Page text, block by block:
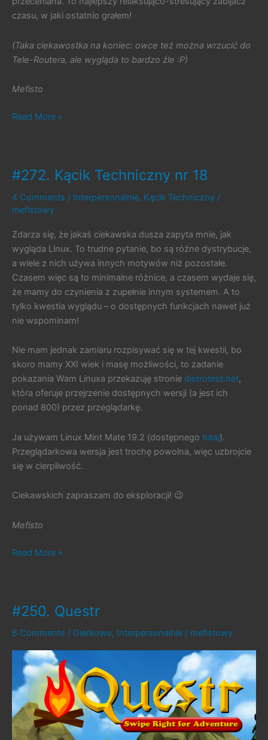
czasu, w jaki ostatnio grałem!
(Taka ciekawostka na koniec: owce też można wrzucić do
Tele-Routera, ale wygląda to bardzo źle :P)
Mefisto
#288.
Read More »
#272. Kącik Techniczny nr 18
4 Comments / Interpersonalnie, Kącik Techniczny /
mefistowy
Zdarza się, że jakaś ciekawska dusza zapyta mnie, jak
wygląda Linux. To trudne pytanie, bo są różne dystrybucje,
a wiele z nich używa innych motywów niż pozostałe.
Czasem więc są to minimalne różnice, a czasem wydaje się,
że mamy do czynienia z zupełnie innym systemem. A to
tylko kwestia wyglądu – o dostępnych funkcjach nawet już
nie wspominam!
Nie mam jednak zamiaru rozpisywać się w tej kwestii, bo
skoro mamy XXI wiek i masę możliwości, to zadanie
pokazania Wam Linuxa przekazuję stronie distrotest.net,
która oferuje przejrzenie dostępnych wersji (a jest ich
ponad 800) przez przeglądarkę.
Ja używam Linux Mint Mate 19.2 (dostępnego tutaj).
Przeglądarkowa wersja jest trochę powolna, więc uzbrojcie
się w cierpliwość.
Ciekawskich zapraszam do eksploracji! 😉
Mefisto
#272.
18
Read More »
#250. Questr
6 Comments / Gierkowo, Interpersonalnie / mefistowy